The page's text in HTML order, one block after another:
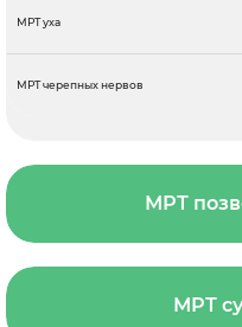
МРТ уха
МРТ черепных нервов
МРТ
МРТ